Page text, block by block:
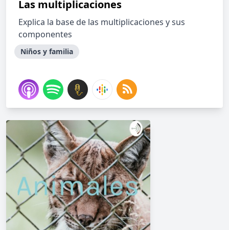
Las multiplicaciones
Explica la base de las multiplicaciones y sus
componentes
Niños y familia